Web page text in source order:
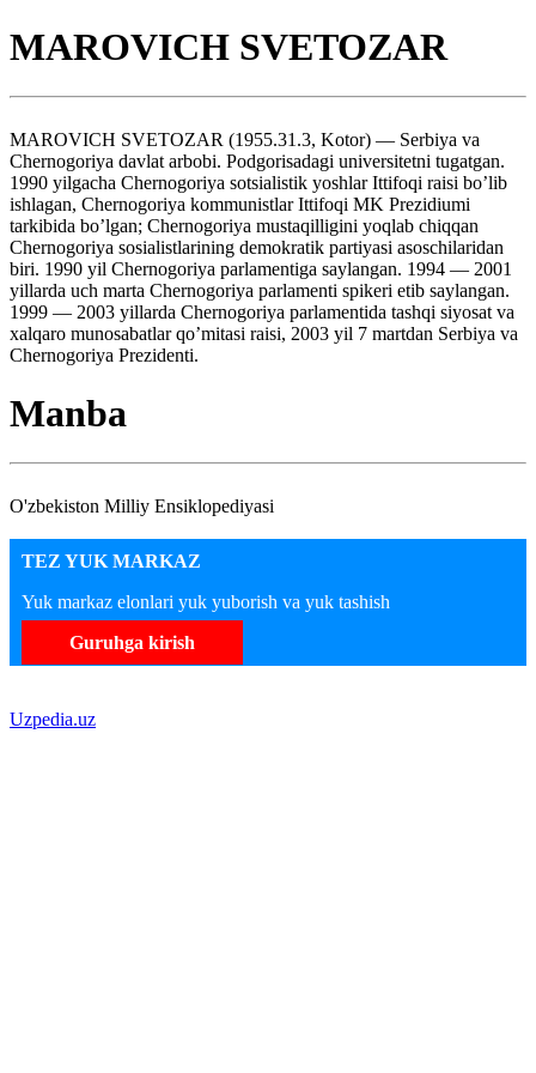
MAROVICH SVETOZAR
MAROVICH SVETOZAR (1955.31.3, Kotor) — Serbiya va
Chernogoriya davlat arbobi. Podgorisadagi universitetni tugatgan.
1990 yilgacha Chernogoriya sotsialistik yoshlar Ittifoqi raisi bo’lib
ishlagan, Chernogoriya kommunistlar Ittifoqi MK Prezidiumi
tarkibida bo’lgan; Chernogoriya mustaqilligini yoqlab chiqqan
Chernogoriya sosialistlarining demokratik partiyasi asoschilaridan
biri. 1990 yil Chernogoriya parlamentiga saylangan. 1994 — 2001
yillarda uch marta Chernogoriya parlamenti spikeri etib saylangan.
1999 — 2003 yillarda Chernogoriya parlamentida tashqi siyosat va
xalqaro munosabatlar qo’mitasi raisi, 2003 yil 7 martdan Serbiya va
Chernogoriya Prezidenti.
Manba
O'zbekiston Milliy Ensiklopediyasi
TEZ YUK MARKAZ
Yuk markaz elonlari yuk yuborish va yuk tashish
Guruhga kirish
Uzpedia.uz